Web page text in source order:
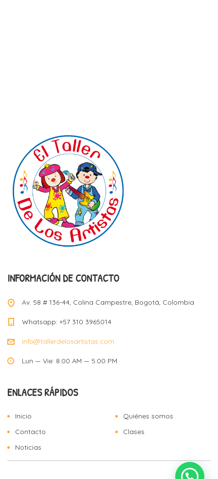
INFORMACIÓN DE CONTACTO
Av. 58 # 136-44, Colina Campestre, Bogotá, Colombia
Whatsapp: +57 310 3965014
info@tallerdelosartistas.com
Lun — Vie: 8.00 AM — 5.00 PM
ENLACES RÁPIDOS
Inicio
Quiénes somos
Contacto
Clases
Noticias